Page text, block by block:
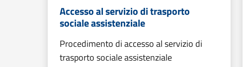
Accesso al servizio di trasporto
sociale assistenziale
Procedimento di accesso al servizio di
trasporto sociale assistenziale